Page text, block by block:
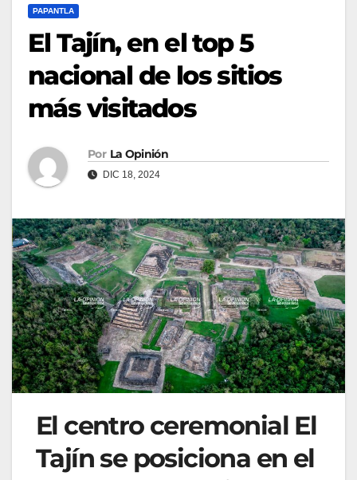
PAPANTLA
El Tajín, en el top 5
nacional de los sitios
más visitados
Por La Opinión
DIC 18, 2024
El centro ceremonial El
Tajín se posiciona en el